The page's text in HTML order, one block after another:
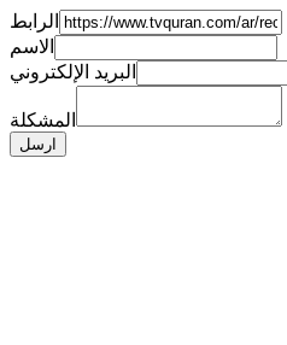
الرابط
الاسم
البريد الإلكتروني
المشكلة
ارسل